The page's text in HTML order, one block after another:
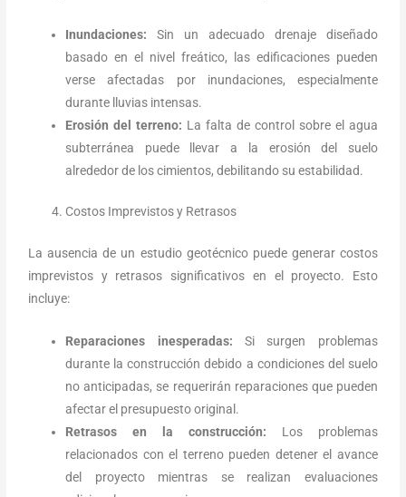
Inundaciones: Sin un adecuado drenaje diseñado
basado en el nivel freático, las edificaciones pueden
verse afectadas por inundaciones, especialmente
durante lluvias intensas.
Erosión del terreno: La falta de control sobre el agua
subterránea puede llevar a la erosión del suelo
alrededor de los cimientos, debilitando su estabilidad.
Costos Imprevistos y Retrasos
La ausencia de un estudio geotécnico puede generar costos
imprevistos y retrasos significativos en el proyecto. Esto
incluye:
Reparaciones inesperadas: Si surgen problemas
durante la construcción debido a condiciones del suelo
no anticipadas, se requerirán reparaciones que pueden
afectar el presupuesto original.
Retrasos en la construcción: Los problemas
relacionados con el terreno pueden detener el avance
del proyecto mientras se realizan evaluaciones